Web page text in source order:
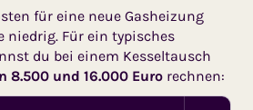
für eine neue Gasheizung
niedrig. Für ein typisches
du bei einem Kesseltausch
8.500 und 16.000 Euro rechnen: